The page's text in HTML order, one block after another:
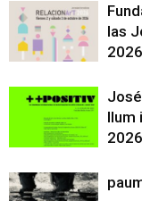
las
2026
llum
2026